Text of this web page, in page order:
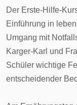
Der Erste-Hilfe-
Einführung in
Umgang mit
Karger-Karl und
Schüler wichtige
entscheidender